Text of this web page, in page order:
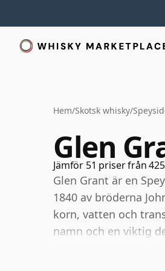
Hem/Skotsk whisky/
Glen
Jämför 51 priser från
Glen Grant är en
1840 av bröderna
korn, vatten och
namn och en viktig